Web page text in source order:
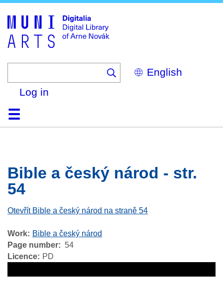
Select
your
Log in
HomeBrowse
Search
About
HelpContactDigitalia
Bible a český národ - str.
54
Otevřít Bible a český národ na straně 54
Work
Bible a český národ
Page number
54
Licence
PD